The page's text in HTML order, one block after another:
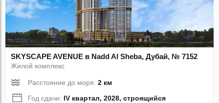
SKYSCAPE AVENUE в Nadd Al Sheba, Дубай, № 7152
Жилой комплекс
Расстояние до моря:2 км
Год сдачи: IV квартал, 2028, строящийся